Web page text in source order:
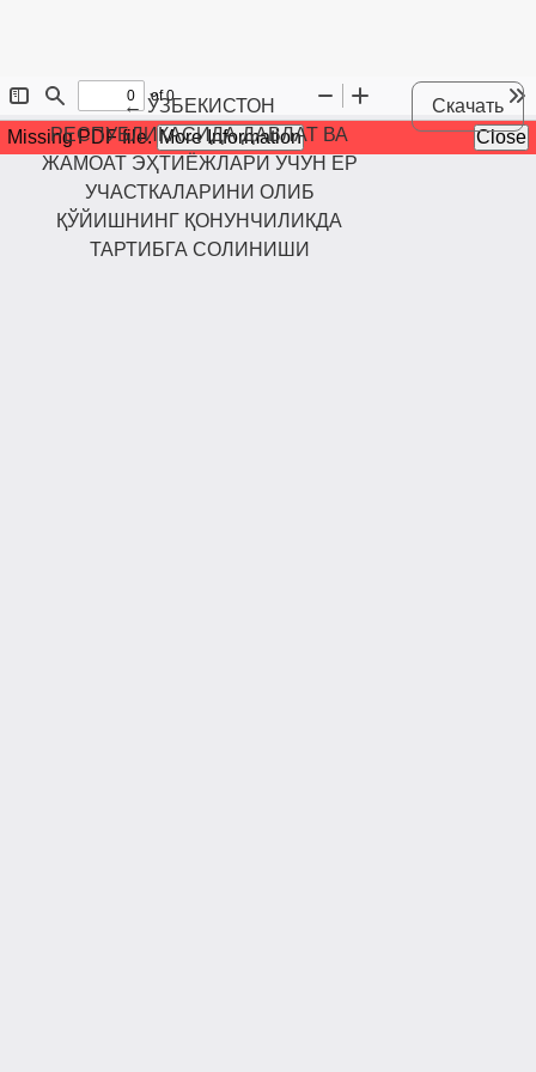
←Maqola tafsilotlariga qaytish
ЎЗБЕКИСТОН
РЕСПУБЛИКАСИДА ДАВЛАТ ВА
ЖАМОАТ ЭҲТИЁЖЛАРИ УЧУН ЕР
УЧАСТКАЛАРИНИ ОЛИБ
ҚЎЙИШНИНГ ҚОНУНЧИЛИКДА
ТАРТИБГА СОЛИНИШИ
Скачать